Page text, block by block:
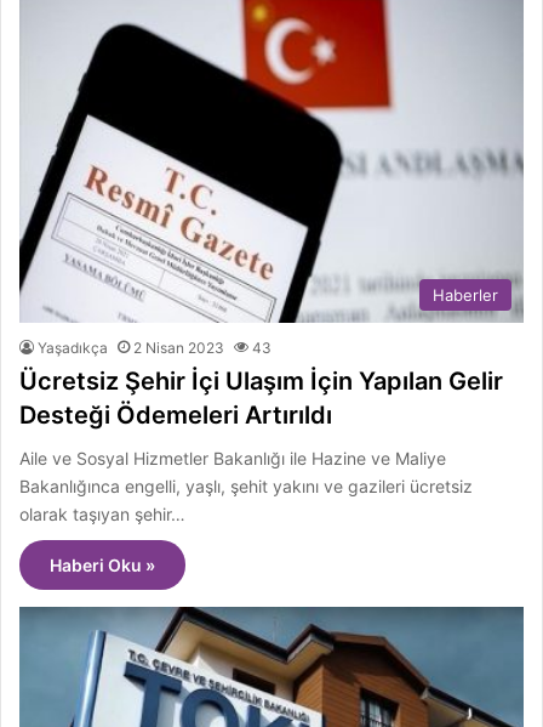
Haberler
Yaşadıkça 2 Nisan 2023 43
Ücretsiz Şehir İçi Ulaşım İçin Yapılan Gelir
Desteği Ödemeleri Artırıldı
Aile ve Sosyal Hizmetler Bakanlığı ile Hazine ve Maliye
Bakanlığınca engelli, yaşlı, şehit yakını ve gazileri ücretsiz
olarak taşıyan şehir…
Haberi Oku »